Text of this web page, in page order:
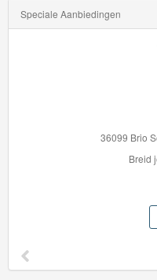
Speciale Aanbiedingen
36099 Brio
Breid